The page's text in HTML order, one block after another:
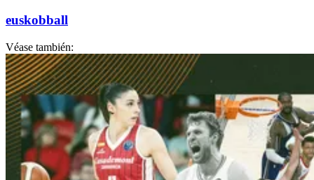
euskobball
Véase también: